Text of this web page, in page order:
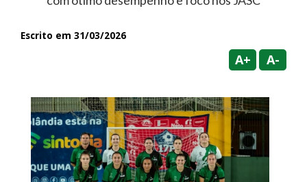
Escrito em 31/03/2026
A+ A-